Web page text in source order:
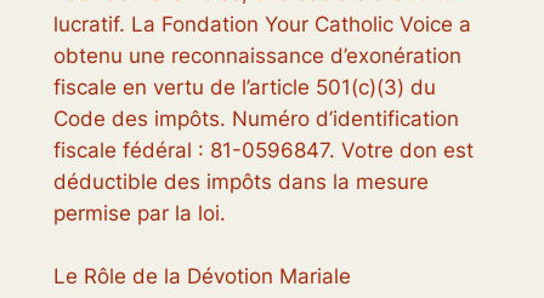
lucratif. La Fondation Your Catholic Voice a
obtenu une reconnaissance d’exonération
fiscale en vertu de l’article 501(c)(3) du
Code des impôts. Numéro d’identification
fiscale fédéral : 81-0596847. Votre don est
déductible des impôts dans la mesure
permise par la loi.
Le Rôle de la Dévotion Mariale